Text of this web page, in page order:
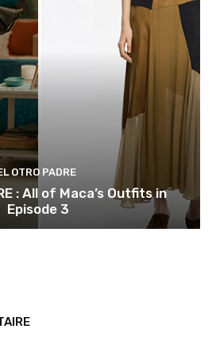
OTRO PADRE
: All of Maca’s Outfits in
Episode 3